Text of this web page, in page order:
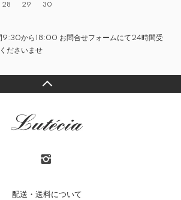
28 29 30
9:30から18:00 お問合せフォームにて24時間受
ださいませ
配送・送料について